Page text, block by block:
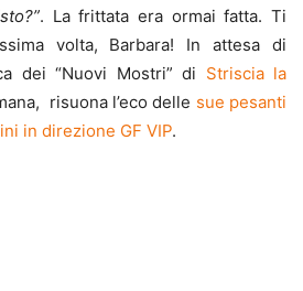
. La frittata era ormai fatta. Ti
volta, Barbara! In attesa di
dei “Nuovi Mostri” di Striscia la
risuona l’eco delle sue pesanti
in direzione GF VIP.